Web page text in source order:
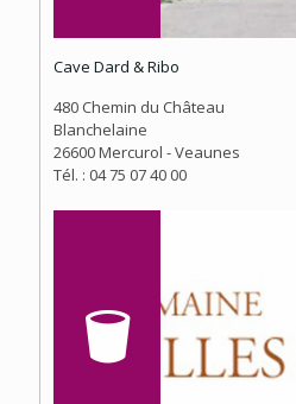
Cave Dard & Ribo
480 Chemin du Château
Blanchelaine
26600 Mercurol - Veaunes
Tél. : 04 75 07 40 00